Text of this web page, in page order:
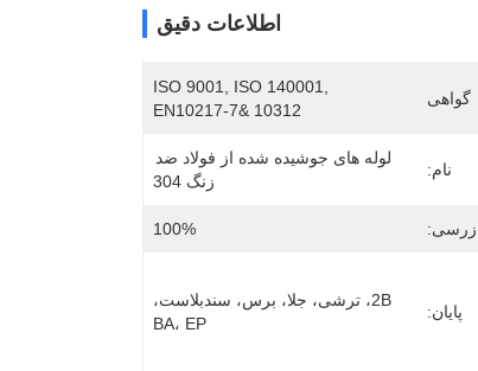
اطلاعات دقیق
گواهی
ISO 9001, ISO 140001,
EN10217-7& 10312
نام:
زنگ 304
100%
پایان:
BA، EP